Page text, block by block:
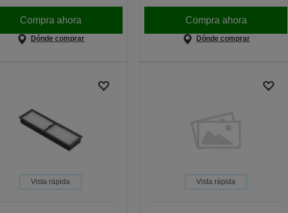
Compra ahora
Dónde comprar
Compra ahora
Dónde comprar
Vista rápida Vista rápida